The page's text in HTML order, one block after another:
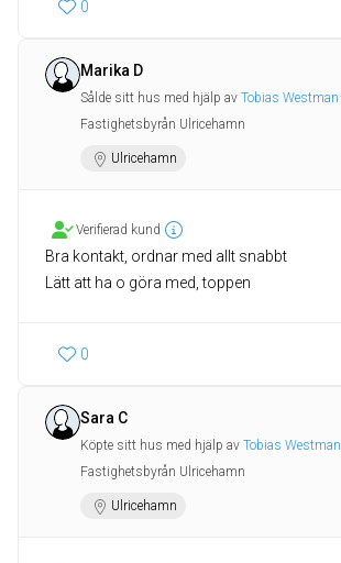
0
Marika D
Sålde sitt hus med hjälp av Tobias Westman
Fastighetsbyrån Ulricehamn
Ulricehamn
Verifierad kund
Bra kontakt, ordnar med allt snabbt
Lätt att ha o göra med, toppen
0
Sara C
Köpte sitt hus med hjälp av Tobias Westman
Fastighetsbyrån Ulricehamn
Ulricehamn